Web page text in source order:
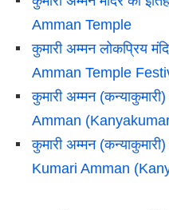
Amman Temple
कुमारी अम्मन लोकप्रिय
Amman Temple
कुमारी अम्मन
Amman
कुमारी अम्मन
Kumari Amman